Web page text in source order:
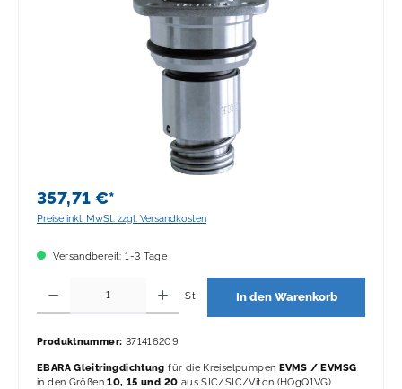
357,71 €*
Preise inkl. MwSt. zzgl. Versandkosten
Versandbereit: 1-3 Tage
St In den Warenkorb
Produktnummer: 371416209
EBARA Gleitringdichtungfür die Kreiselpumpen EVMS / EVMSG
in den Größen10, 15 und 20 aus SIC/SIC/Viton (HQgQ1VG)